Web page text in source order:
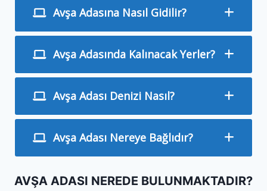
Avşa Adasına Nasıl Gidilir?
Avşa Adasında Kalınacak Yerler?
Avşa Adası Denizi Nasıl?
Avşa Adası Nereye Bağlıdır?
AVŞA ADASI NEREDE BULUNMAKTADIR?